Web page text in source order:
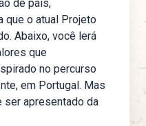
de pais,
que o atual Projeto
Abaixo, você lerá
que
no percurso
, em Portugal. Mas
ser apresentado da